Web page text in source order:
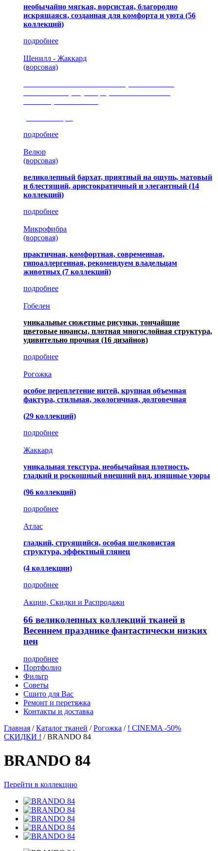
необычайно мягкая, ворсистая, благородно
искрящаяся, созданная для комфорта и уюта (56
коллекций)
подробнее
Шенилл - Жаккард
(ворсовая)
подробнее
Велюр
(ворсовая)
великолепный бархат, приятный на ощупь, матовый
и блестящий, аристократичный и элегантный (14
коллекций)
подробнее
Микрофибра
(ворсовая)
практичная, комфортная, современная,
гипоаллергенная, рекомендуем владельцам
животных (7 коллекций)
подробнее
Гобелен
уникальные сюжетные рисунки, тончайшие
цветовые нюансы, плотная многослойная структура,
удивительно прочная (16 дизайнов)
подробнее
Рогожка
особое переплетение нитей, крупная объемная
фактура, стильная, экологичная, долговечная
(29 коллекций)
подробнее
Жаккард
уникальная текстура, необычайная плотность,
гладкий и роскошный внешний вид, изящные узоры
(96 коллекций)
подробнее
Атлас
гладкий, струящийся, особая шелковистая
структура, эффектный глянец
(4 коллекции)
подробнее
Акции, Скидки и Распродажи
66 великолепных коллекций тканей в
Весеннем празднике фантастически низких
цен
подробнее
Портфолио
Фильтр
Советы
Сшито для Вас
Ремонт и перетяжка
Контакты и доставка
Главная / Каталог тканей / Рогожка / ! CINEMA -50%
СКИДКИ ! / BRANDO 84
BRANDO 84
Перейти в коллекцию